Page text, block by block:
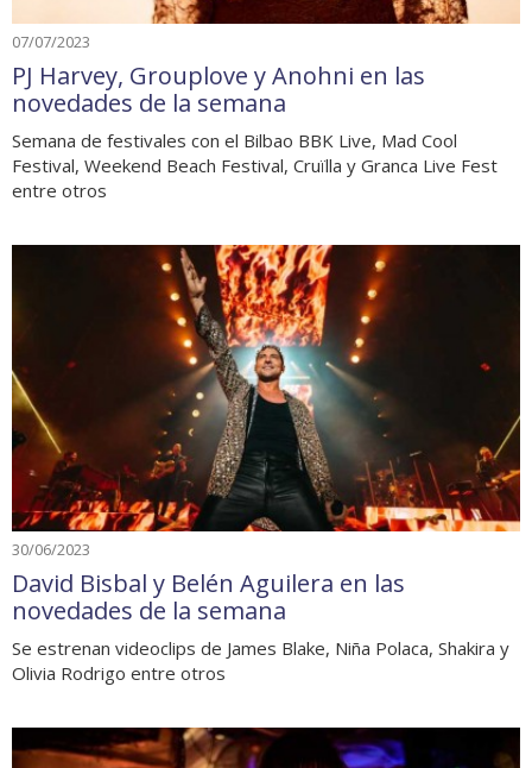
07/07/2023
PJ Harvey, Grouplove y Anohni en las
novedades de la semana
Semana de festivales con el Bilbao BBK Live, Mad Cool
Festival, Weekend Beach Festival, Cruïlla y Granca Live Fest
entre otros
30/06/2023
David Bisbal y Belén Aguilera en las
novedades de la semana
Se estrenan videoclips de James Blake, Niña Polaca, Shakira y
Olivia Rodrigo entre otros